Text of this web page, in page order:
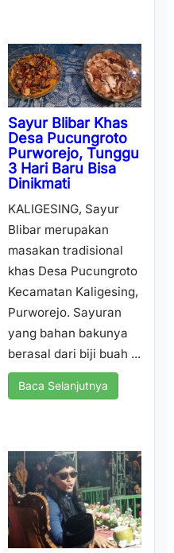
Sayur Blibar Khas
Desa Pucungroto
Purworejo, Tunggu
3 Hari Baru Bisa
Dinikmati
KALIGESING, Sayur
Blibar merupakan
masakan tradisional
khas Desa Pucungroto
Kecamatan Kaligesing,
Purworejo. Sayuran
yang bahan bakunya
berasal dari biji buah ...
Baca Selanjutnya